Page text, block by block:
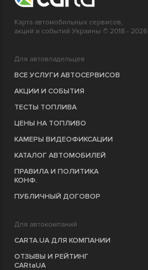
Карта автомобильных сервисов,
акций и событий Украины © 2018 - 2026
Для автовладельцев
ВСЕ УСЛУГИ АВТОСЕРВИСОВ
АКЦИИ И СОБЫТИЯ
ТЕСТЫ ТОПЛИВА
ЦЕНЫ НА ТОПЛИВО
КАМЕРЫ ВИДЕОФИКСАЦИИ
КАТАЛОГ АВТОМОБИЛЕЙ
ПРАВИЛА И ПОЛИТИКА
КОНФ.
ПУБЛИЧНЫЙ ДОГОВОР
Для автокомпаний
CARTA.UA ДЛЯ КОМПАНИИ
ОТЗЫВЫ И РЕЙТИНГ
CARtaUA